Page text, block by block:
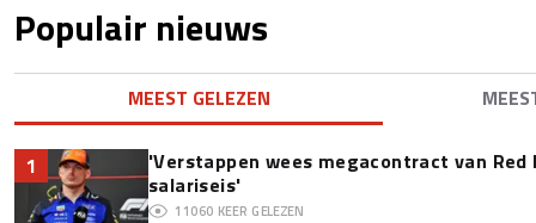
Populair nieuws
MEEST GELEZEN
1
'Verstappen wees megacontract van
salariseis'
11060 KEER GELEZEN